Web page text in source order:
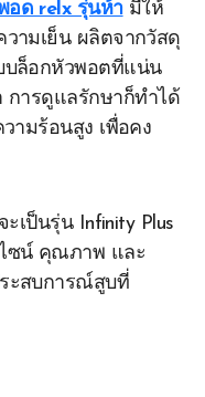
อด relx รุ่นห้ามีให้
ามเย็น ผลิตจากวัสดุ
บล็อกหัวพอตที่แน่น
การดูแลรักษาก็ทำได้
ามร้อนสูง เพื่อคง
เป็นรุ่น Infinity Plus
ซน์ คุณภาพ และ
ะสบการณ์สูบที่